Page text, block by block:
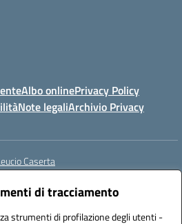
di tracciamento
strumenti di profilazione degli utenti -
Albo onlinePrivacy Policy
Note legaliArchivio Privacy
Caserta
ceis042009@pec.istruzione.it